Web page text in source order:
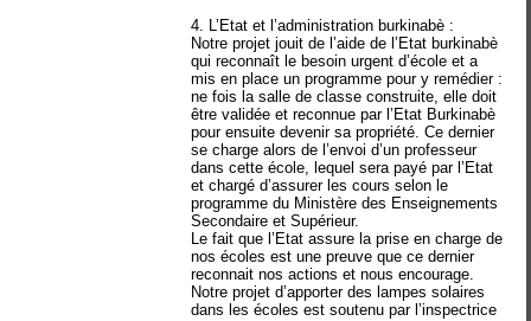
4. L’Etat et l’administration burkinabè :
Notre projet jouit de l’aide de l’Etat burkinabè
qui reconnaît le besoin urgent d’école et a
mis en place un programme pour y remédier :
ne fois la salle de classe construite, elle doit
être validée et reconnue par l’Etat Burkinabè
pour ensuite devenir sa propriété. Ce dernier
se charge alors de l’envoi d’un professeur
dans cette école, lequel sera payé par l’Etat
et chargé d’assurer les cours selon le
programme du Ministère des Enseignements
Secondaire et Supérieur.
Le fait que l’Etat assure la prise en charge de
nos écoles est une preuve que ce dernier
reconnait nos actions et nous encourage.
Notre projet d’apporter des lampes solaires
dans les écoles est soutenu par l’inspectrice